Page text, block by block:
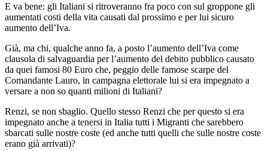
E va bene: gli Italiani si ritroveranno fra poco con sul groppone gli
aumentati costi della vita causati dal prossimo e per lui sicuro
aumento dell’Iva.
Già, ma chi, qualche anno fa, a posto l’aumento dell’Iva come
clausola di salvaguardia per l’aumento del debito pubblico causato
da quei famosi 80 Euro che, peggio delle famose scarpe del
Comandante Lauro, in campagna elettorale lui si era impegnato a
versare a non so quanti milioni di Italiani?
Renzi, se non sbaglio. Quello stesso Renzi che per questo si era
impegnato anche a tenersi in Italia tutti i Migranti che sarebbero
sbarcati sulle nostre coste (ed anche tutti quelli che sulle nostre coste
erano già arrivati)?